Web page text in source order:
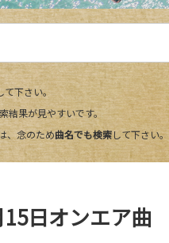
て下さい。
結果が見やすいです。
、念のため曲名でも検索して下さい。
日オンエア曲